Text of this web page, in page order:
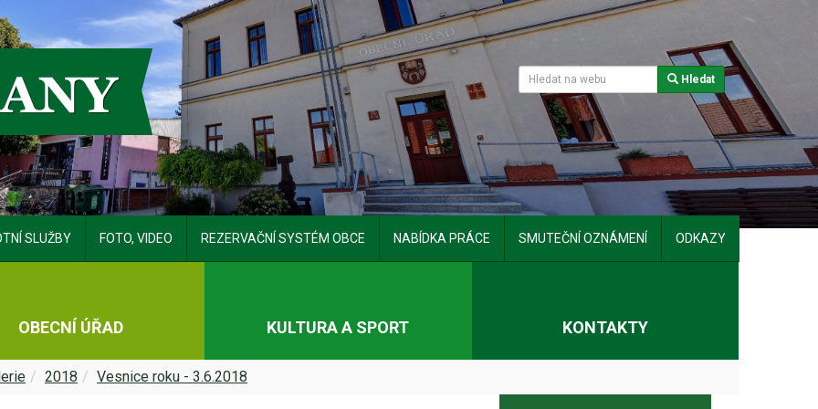
Hledat
SLUŽBY FOTO, VIDEO REZERVAČNÍ SYSTÉM OBCE NABÍDKA PRÁCE SMUTEČNÍ OZNÁMENÍ ODKAZY
OBECNÍ ÚŘAD KULTURA A SPORT KONTAKTY
2018 Vesnice roku - 3.6.2018